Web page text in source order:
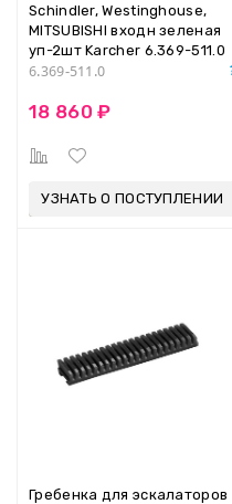
Schindler, Westinghouse,
MITSUBISHI входн зеленая
уп-2шт Karcher 6.369-511.0
6.369-511.0
18 860 ₽
УЗНАТЬ О ПОСТУПЛЕНИИ
Гребенка для эскалаторов